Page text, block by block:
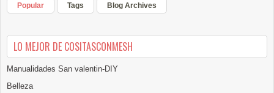
Popular Tags Blog Archives
LO MEJOR DE COSITASCONMESH
Manualidades San valentin-DIY
Belleza